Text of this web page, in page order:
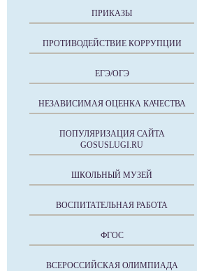
ПРИКАЗЫ
ПРОТИВОДЕЙСТВИЕ КОРРУПЦИИ
ЕГЭ/ОГЭ
НЕЗАВИСИМАЯ ОЦЕНКА КАЧЕСТВА
ПОПУЛЯРИЗАЦИЯ САЙТА
GOSUSLUGI.RU
ШКОЛЬНЫЙ МУЗЕЙ
ВОСПИТАТЕЛЬНАЯ РАБОТА
ФГОС
ВСЕРОССИЙСКАЯ ОЛИМПИАДА